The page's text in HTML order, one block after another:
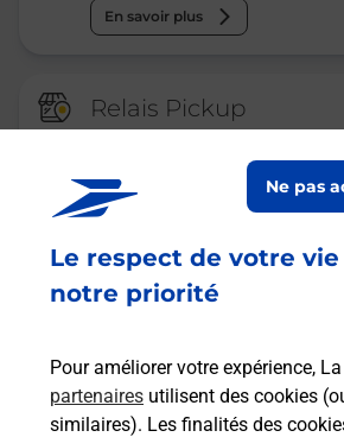
Le respect de votre
notre priorité
Pour améliorer votre expérience,
partenaires utilisent des cookies
similaires). Les finalités des
Ne pas
En savoir plus
Relais Pickup
CONSIGNE PICKUP
BRICONAUTES AUTIZ
jusqu'à 23h59
42 ROUTE DE NIORT
79160 COULONGES SUR L
Malin !